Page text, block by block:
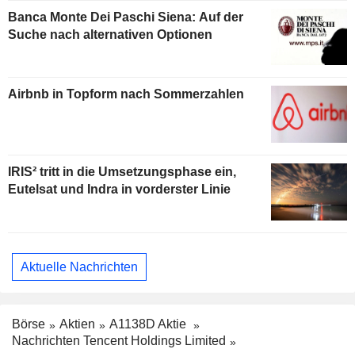
Banca Monte Dei Paschi Siena: Auf der
Suche nach alternativen Optionen
Airbnb in Topform nach Sommerzahlen
IRIS² tritt in die Umsetzungsphase ein,
Eutelsat und Indra in vorderster Linie
Aktuelle Nachrichten
Börse Aktien
A1138D Aktie
Nachrichten Tencent Holdings Limited